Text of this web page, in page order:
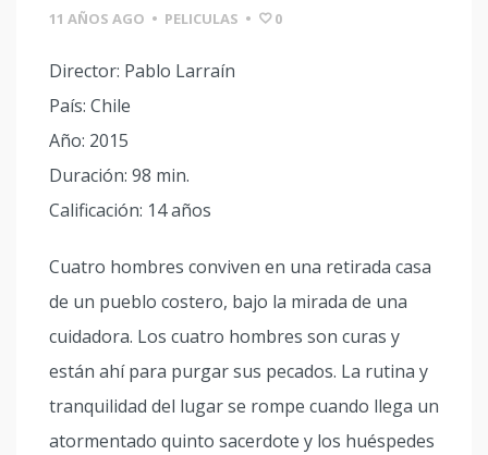
11 AÑOS AGO • PELICULAS • 0
Director: Pablo Larraín
País: Chile
Año: 2015
Duración: 98 min.
Calificación: 14 años
Cuatro hombres conviven en una retirada casa
de un pueblo costero, bajo la mirada de una
cuidadora. Los cuatro hombres son curas y
están ahí para purgar sus pecados. La rutina y
tranquilidad del lugar se rompe cuando llega un
atormentado quinto sacerdote y los huéspedes